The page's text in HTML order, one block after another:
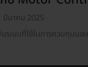
มีนาคม 2025
บบที่ใช้ในการควบคุมมอ